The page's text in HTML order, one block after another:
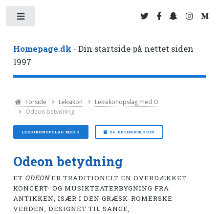
Homepage.dk - Din startside på nettet siden
1997
Forside Leksikon
Leksikonopslag med O
Odeon betydning
LEKSIKONOPSLAG MED O 24. DECEMBER 2025
Odeon betydning
ET ODEONER TRADITIONELT EN OVERDÆKKET
KONCERT- OG MUSIKTEATERBYGNING FRA
ANTIKKEN, ISÆR I DEN GRÆSK-ROMERSKE
VERDEN, DESIGNET TIL SANGE,